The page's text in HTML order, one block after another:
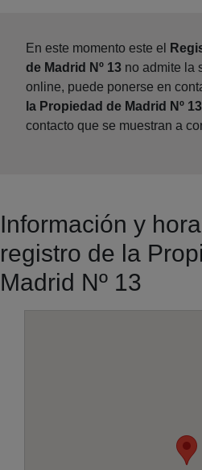
En este momento este el
de Madrid Nº 13 no admite la
online, puede ponerse en
la Propiedad de Madrid Nº 13
contacto que se muestran a
Información y
registro de la
Madrid Nº 13